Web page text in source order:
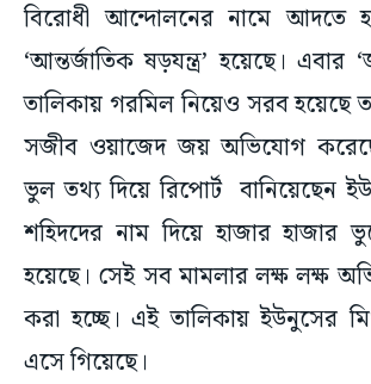
বিরোধী আন্দোলনের নামে আদতে
‘আন্তর্জাতিক ষড়যন্ত্র’ হয়েছে। এবার
তালিকায় গরমিল নিয়েও সরব হয়েছে
সজীব ওয়াজেদ জয় অভিযোগ
ভুল তথ্য দিয়ে রিপোর্ট বানিয়েছেন
শহিদদের নাম দিয়ে হাজার হাজার
হয়েছে। সেই সব মামলার লক্ষ লক্ষ
করা হচ্ছে। এই তালিকায় ইউনুসের
এসে গিয়েছে।